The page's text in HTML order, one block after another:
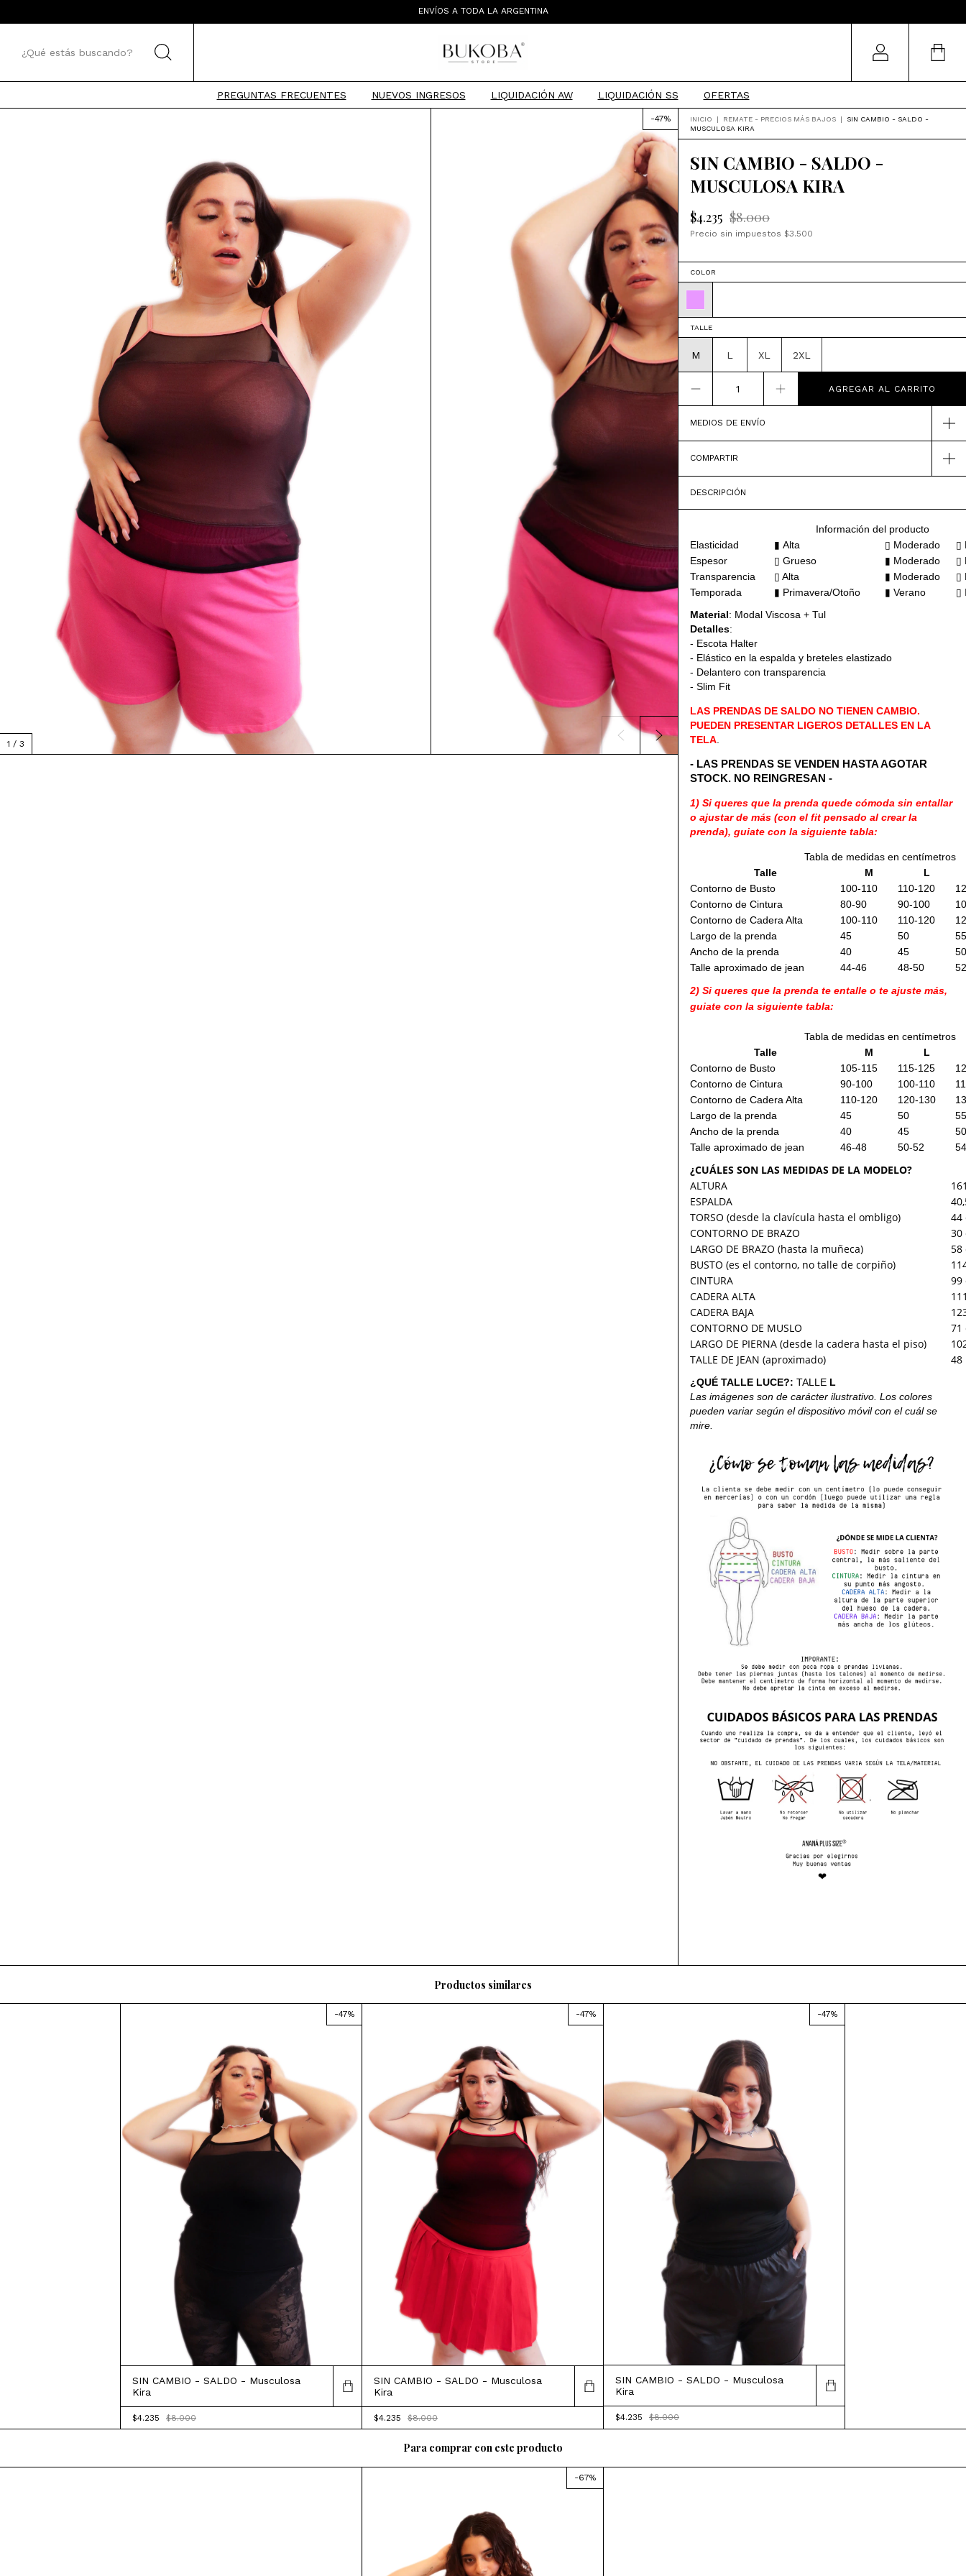
ENVÍOS A TODA LA ARGENTINA
PREGUNTAS FRECUENTES NUEVOS INGRESOS LIQUIDACIÓN AW LIQUIDACIÓN SS OFERTAS
-47%
1 / 3
INICIO | REMATE - PRECIOS MÁS BAJOS |
SIN CAMBIO - SALDO -
MUSCULOSA KIRA
SIN CAMBIO - SALDO -
MUSCULOSA KIRA
$4.235 $8.000
Precio sin impuestos $3.500
COLOR
TALLE
M L XL 2XL
MEDIOS DE ENVÍO
COMPARTIR
DESCRIPCIÓN
Información del producto
Elasticidad
▮ Alta ▯ Moderado
▯
Espesor
▯ Grueso ▮ Moderado
▯
Transparencia
▯ Alta ▮ Moderado
▯
Temporada
▮ Primavera/Otoño ▮ Verano ▯
Material: Modal Viscosa + Tul
Detalles:
- Escota Halter
- Elástico en la espalda y breteles elastizado
- Delantero con transparencia
- Slim Fit
LAS PRENDAS DE SALDO NO TIENEN CAMBIO.
PUEDEN PRESENTAR LIGEROS DETALLES EN LA
TELA
- LAS PRENDAS SE VENDEN HASTA AGOTAR
STOCK. NO REINGRESAN -
1) Si queres que la prenda quede cómoda sin entallar
o ajustar de más (con el fit pensado al crear la
prenda), guiate con la siguiente tabla:
Tabla de medidas en centímetros
Talle
M
L
Contorno de Busto
100-110 110-120
Contorno de Cintura
80-90 90-100
Contorno de Cadera Alta
100-110 110-120
Largo de la prenda
45 50
55
Ancho de la prenda
40 45
50
Talle aproximado de jean
44-46 48-50
2) Si queres que la prenda te entalle o te ajuste más,
guiate con la siguiente tabla:
Tabla de medidas en centímetros
Talle
M
L
Contorno de Busto
105-115 115-125
Contorno de Cintura
90-100 100-110
Contorno de Cadera Alta
110-120 120-130
Largo de la prenda
45 50
55
Ancho de la prenda
40 45
50
Talle aproximado de jean
46-48 50-52
¿CUÁLES SON LAS MEDIDAS DE LA MODELO?
ALTURA
ESPALDA
TORSO (desde la clavícula hasta el ombligo)
44
CONTORNO DE BRAZO
30
LARGO DE BRAZO (hasta la muñeca)
58
BUSTO (es el contorno, no talle de corpiño)
CINTURA
99
CADERA ALTA
CADERA BAJA
CONTORNO DE MUSLO
71
LARGO DE PIERNA (desde la cadera hasta el piso)
TALLE DE JEAN (aproximado)
48
¿QUÉ TALLE LUCE?: TALLE L
Las imágenes son de carácter ilustrativo. Los colores
pueden variar según el dispositivo móvil con el cuál se
mire.
Productos similares
-47%
SIN CAMBIO - SALDO - Musculosa
Kira
$4.235 $8.000
-47%
SIN CAMBIO - SALDO - Musculosa
Kira
$4.235 $8.000
-47%
SIN CAMBIO - SALDO - Musculosa
Kira
$4.235 $8.000
Para comprar con este producto
-67%